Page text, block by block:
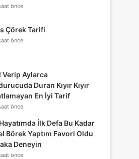
önce
Çörek Tarifi
önce
Verip Aylarca
Duran Kıyır Kıyır
En İyi Tarif
önce
İlk Defa Bu Kadar
Börek Yaptım Favori Oldu
Deneyin
önce